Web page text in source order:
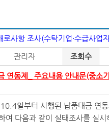
사항 조사(수탁기업·수급사업
관리자 조회수
연동제_ 주요내용 안내문(중소
일부터 시행된 납품대금 연
여 다음과 같이 실태조사를 실시